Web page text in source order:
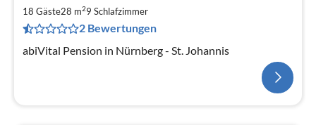
18 Gäste28 m29 Schlafzimmer
2 Bewertungen
abiVital Pension in Nürnberg - St. Johannis